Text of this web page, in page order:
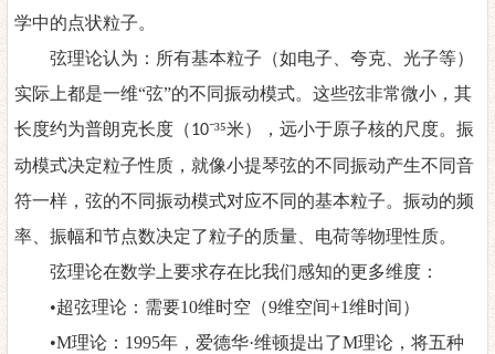
学中的点状粒子。
弦理论认为：所有基本粒子（如电子、夸克、光子等）
实际上都是一维“弦”的不同振动模式。这些弦非常微小，其
长度约为普朗克长度（10⁻³⁵米），远小于原子核的尺度。振
动模式决定粒子性质，就像小提琴弦的不同振动产生不同音
符一样，弦的不同振动模式对应不同的基本粒子。振动的频
率、振幅和节点数决定了粒子的质量、电荷等物理性质。
弦理论在数学上要求存在比我们感知的更多维度：
•超弦理论：需要10维时空（9维空间+1维时间）
•M理论： 1995年，爱德华·维顿提出了M理论，将五种